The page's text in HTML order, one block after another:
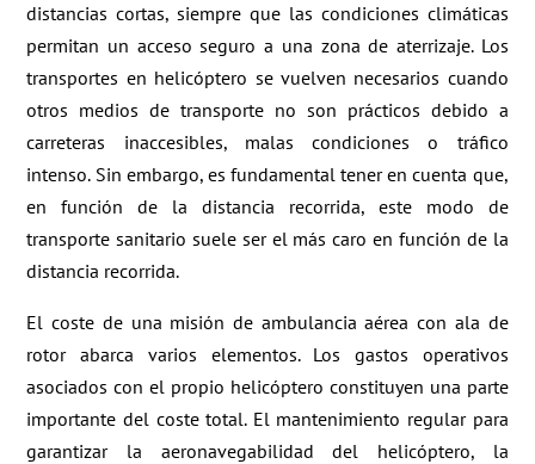
distancias cortas, siempre que las condiciones climáticas
permitan un acceso seguro a una zona de aterrizaje. Los
transportes en helicóptero se vuelven necesarios cuando
otros medios de transporte no son prácticos debido a
carreteras inaccesibles, malas condiciones o tráfico
intenso. Sin embargo, es fundamental tener en cuenta que,
en función de la distancia recorrida, este modo de
transporte sanitario suele ser el más caro en función de la
distancia recorrida.
El coste de una misión de ambulancia aérea con ala de
rotor abarca varios elementos. Los gastos operativos
asociados con el propio helicóptero constituyen una parte
importante del coste total. El mantenimiento regular para
garantizar la aeronavegabilidad del helicóptero, la